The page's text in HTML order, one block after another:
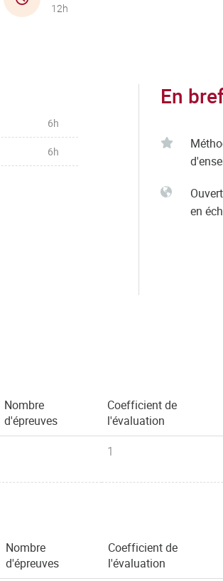
12h
6h
6h
En
en
Nombre
d'épreuves
Coefficient de
l'évaluation
1
Nombre
d'épreuves
Coefficient de
l'évaluation